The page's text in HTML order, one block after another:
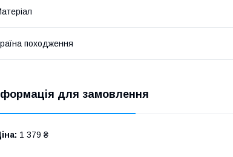
походження
для замовлення
1 379 ₴